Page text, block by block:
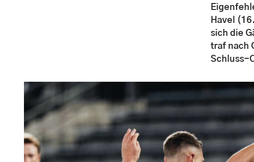
Havel
sich die
traf nach
Schluss-